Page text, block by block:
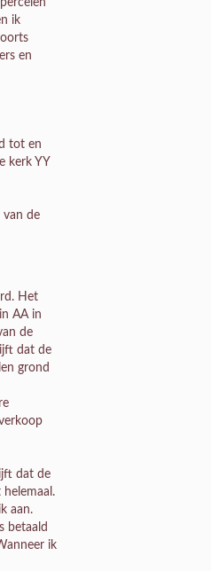
ik
en
tot en
kerk YY
van de
Het
AA in
de
dat de
grond
dat de
aan.
betaald
ik